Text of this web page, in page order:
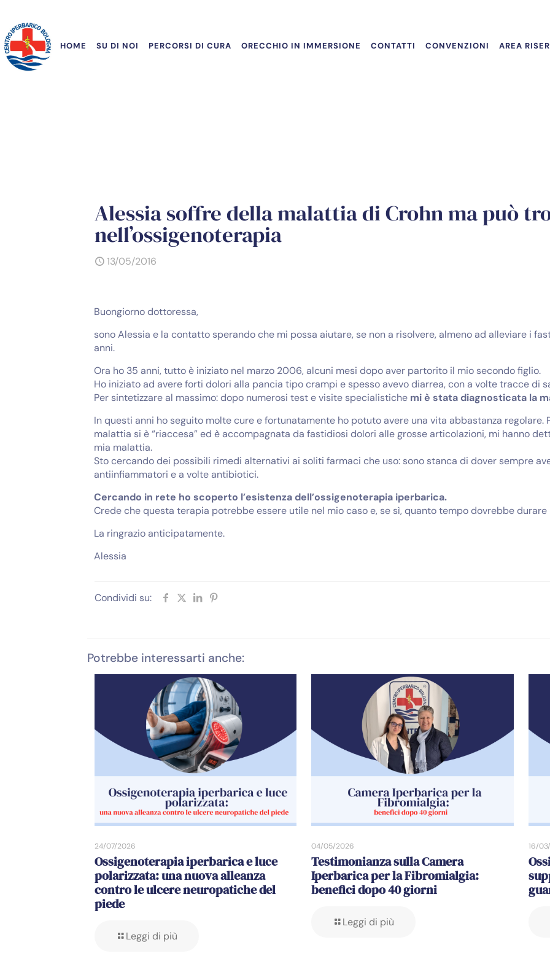
HOME SU DI NOI PERCORSI DI CURA ORECCHIO IN IMMERSIONE CONTATTI CONVENZIONI AREA
Alessia soffre della malattia di Crohn ma può
nell’ossigenoterapia
13/05/2016
Buongiorno dottoressa,
sono Alessia e la contatto sperando che mi possa aiutare, se non a risolvere, almeno ad alleviare i
anni.
Ora ho 35 anni, tutto è iniziato nel marzo 2006, alcuni mesi dopo aver partorito il mio secondo figlio.
Ho iniziato ad avere forti dolori alla pancia tipo crampi e spesso avevo diarrea, con a volte tracce di
Per sintetizzare al massimo: dopo numerosi test e visite specialistichemi è stata diagnosticata la
In questi anni ho seguito molte cure e fortunatamente ho potuto avere una vita abbastanza
malattia si è “riaccesa” ed è accompagnata da fastidiosi dolori alle grosse articolazioni, mi hanno
mia malattia.
Sto cercando dei possibili rimedi alternativi ai soliti farmaci che uso: sono stanca di dover sempre
antiinfiammatori e a volte antibiotici.
Cercando in rete ho scoperto l’esistenza dell’ossigenoterapia iperbarica.
Crede che questa terapia potrebbe essere utile nel mio caso e, se sì, quanto tempo dovrebbe
La ringrazio anticipatamente.
Alessia
Condividi su:
Potrebbe interessarti anche:
24/07/2026
Ossigenoterapia iperbarica e luce
polarizzata: una nuova alleanza
contro le ulcere neuropatiche del
piede
Leggi di più
04/05/2026
Testimonianza sulla Camera
Iperbarica per la Fibromialgia:
benefici dopo 40 giorni
Leggi di più
16/